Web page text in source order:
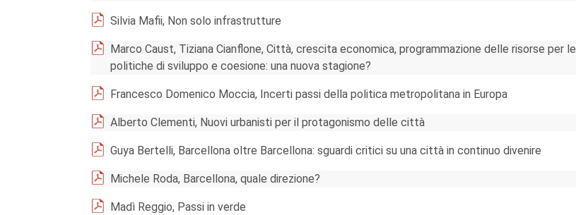
Silvia Mafii, Non solo infrastrutture
Marco Caust, Tiziana Cianflone, Città, crescita economica, programmazione delle risorse per le
politiche di sviluppo e coesione: una nuova stagione?
Francesco Domenico Moccia, Incerti passi della politica metropolitana in Europa
Alberto Clementi, Nuovi urbanisti per il protagonismo delle città
Guya Bertelli, Barcellona oltre Barcellona: sguardi critici su una città in continuo divenire
Michele Roda, Barcellona, quale direzione?
Madì Reggio, Passi in verde